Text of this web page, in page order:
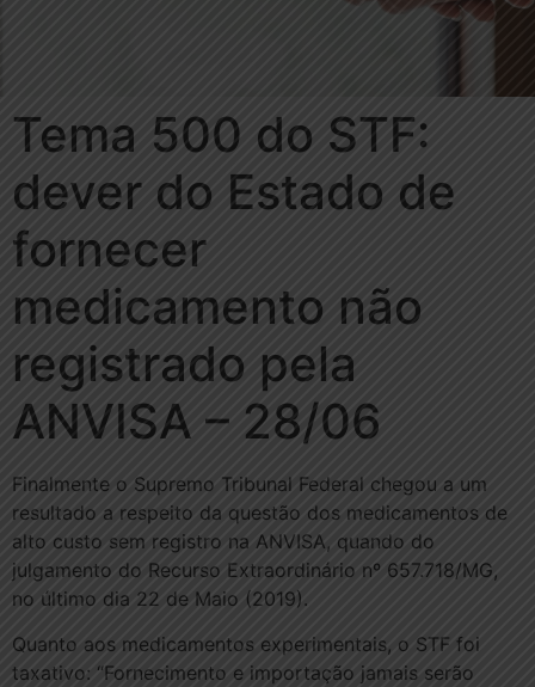
Tema 500 do STF:
dever do Estado de
fornecer
medicamento não
registrado pela
ANVISA – 28/06
Finalmente o Supremo Tribunal Federal chegou a um
resultado a respeito da questão dos medicamentos de
alto custo sem registro na ANVISA, quando do
julgamento do Recurso Extraordinário nº 657.718/MG,
no último dia 22 de Maio (2019).
Quanto aos medicamentos experimentais, o STF foi
taxativo: “Fornecimento e importação jamais serão